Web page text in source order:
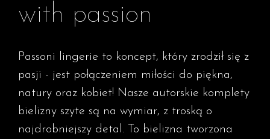
with passion
Passoni lingerie to koncept, który zrodził się z
pasji - jest połączeniem miłości do piękna,
natury oraz kobiet! Nasze autorskie komplety
bielizny szyte są na wymiar, z troską o
najdrobniejszy detal. To bielizna tworzona